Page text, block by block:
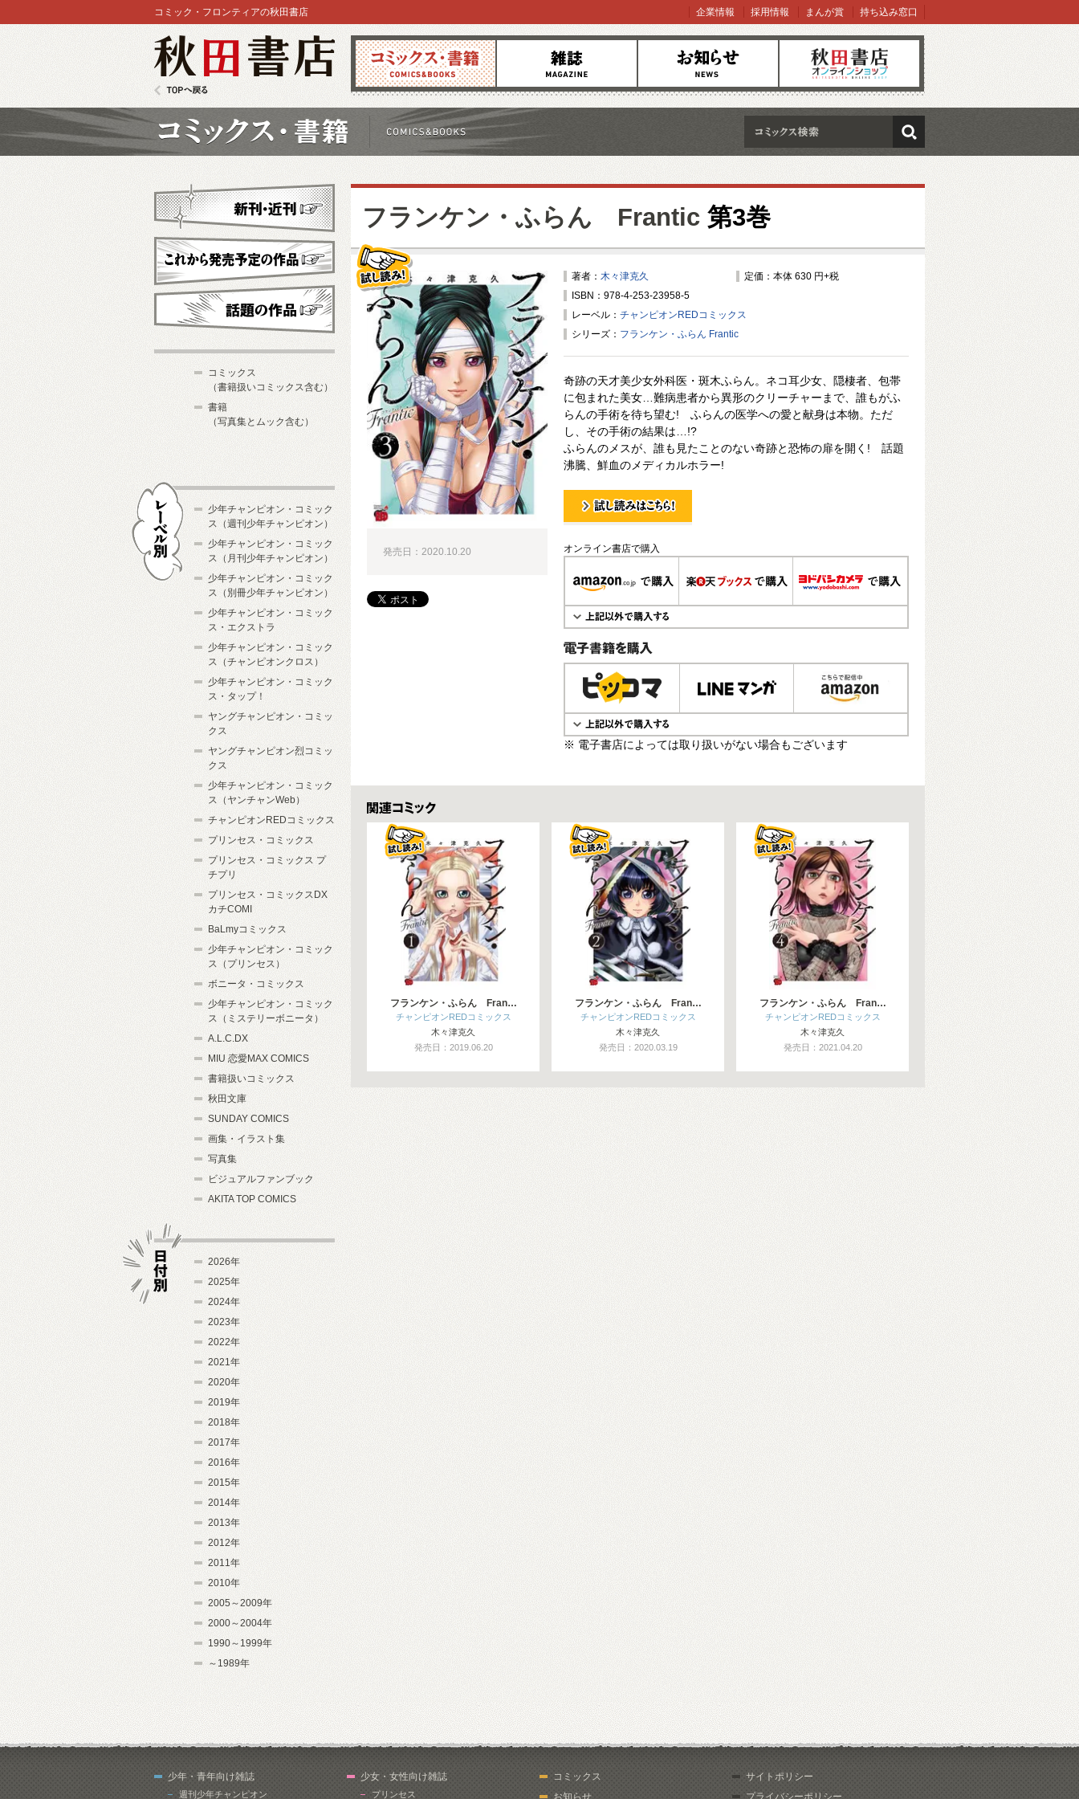
コミックス 雑誌 お知らせ オンラインショップ
コミック・フロンティアの秋田書店 企業情報 採用情報 まんが賞 持ち込み窓口
検索
フランケン・ふらん Frantic 第3巻
著者： 木々津克久
定価：本体 630 円+税
ISBN：978-4-253-23958-5
レーベル： チャンピオンREDコミックス
シリーズ： フランケン・ふらん Frantic
奇跡の天才美少女外科医・斑木ふらん。ネコ耳少女、隠棲者、包帯
に包まれた美女…難病患者から異形のクリーチャーまで、誰もがふ
らんの手術を待ち望む! ふらんの医学への愛と献身は本物。ただ
し、その手術の結果は…!?
ふらんのメスが、誰も見たことのない奇跡と恐怖の扉を開く! 話題
沸騰、鮮血のメディカルホラー!
試し読み！
オンライン書店で購入
電子書籍で購入
※ 電子書店によっては取り扱いがない場合もございます
発売日：2020.10.20
関連コミックス
フランケン・ふらん Fran…
チャンピオンREDコミックス
木々津克久
発売日：2019.06.20
フランケン・ふらん Fran…
チャンピオンREDコミックス
木々津克久
発売日：2020.03.19
フランケン・ふらん Fran…
チャンピオンREDコミックス
木々津克久
発売日：2021.04.20
新刊・近刊
これから発売予定
コミックス
（書籍扱いコミックス含む）
書籍
（写真集とムック含む）
少年チャンピオン・コミック
ス（週刊少年チャンピオン）
少年チャンピオン・コミック
ス（月刊少年チャンピオン）
少年チャンピオン・コミック
ス（別冊少年チャンピオン）
少年チャンピオン・コミック
ス・エクストラ
少年チャンピオン・コミック
ス（チャンピオンクロス）
少年チャンピオン・コミック
ス・タップ！
ヤングチャンピオン・コミッ
クス
ヤングチャンピオン烈コミッ
クス
少年チャンピオン・コミック
ス（ヤンチャンWeb）
チャンピオンREDコミックス
プリンセス・コミックス
プリンセス・コミックス プ
チプリ
プリンセス・コミックスDX
カチCOMI
BaLmyコミックス
少年チャンピオン・コミック
ス（プリンセス）
ボニータ・コミックス
少年チャンピオン・コミック
ス（ミステリーボニータ）
A.L.C.DX
MIU 恋愛MAX COMICS
書籍扱いコミックス
秋田文庫
SUNDAY COMICS
画集・イラスト集
写真集
ビジュアルファンブック
AKITA TOP COMICS
2026年
2025年
2024年
2023年
2022年
2021年
2020年
2019年
2018年
2017年
2016年
2015年
2014年
2013年
2012年
2011年
2010年
2005～2009年
2000～2004年
1990～1999年
～1989年
少年・青年向け雑誌
週刊少年チャンピオン
少女・女性向け雑誌
プリンセス
コミックス
お知らせ
サイトポリシー
プライバシーポリシー